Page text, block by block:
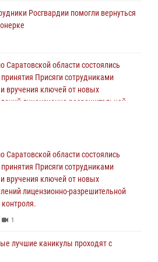
Росгвардии помогли вернуться
Саратовской области состоялись
Присяги сотрудниками
вручения ключей от новых
лицензионно-разрешительной
лучшие каникулы проходят с
1
первыми пришли на помощь к
возникшего сердечного приступа
ведомственная акция
Саратовской области состоялись
Присяги сотрудниками
вручения ключей от новых
лицензионно-разрешительной
контроля.
1
лучшие каникулы проходят с